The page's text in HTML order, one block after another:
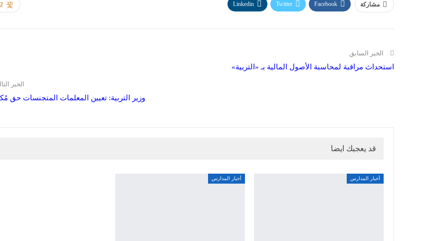
مشاركة Facebook
Twitter
Linkedin
الخبر السابق
استحداث مراقبة لمحاسبة الأصول المالية بـ «التربية»
الخبر
وزير التربية: تعيين المعلمات المتجنسات حق
قد يعجبك ايضا
أخبار المدارس أخبار المدارس